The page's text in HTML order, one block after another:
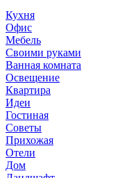
Кухня
Офис
Мебель
Своими руками
Ванная комната
Освещение
Квартира
Идеи
Гостиная
Советы
Прихожая
Отели
Дом